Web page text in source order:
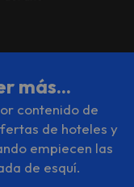
ya en
Alixares****
de Granada!
más...
contenido de
de hoteles y
empiecen las
de esquí.